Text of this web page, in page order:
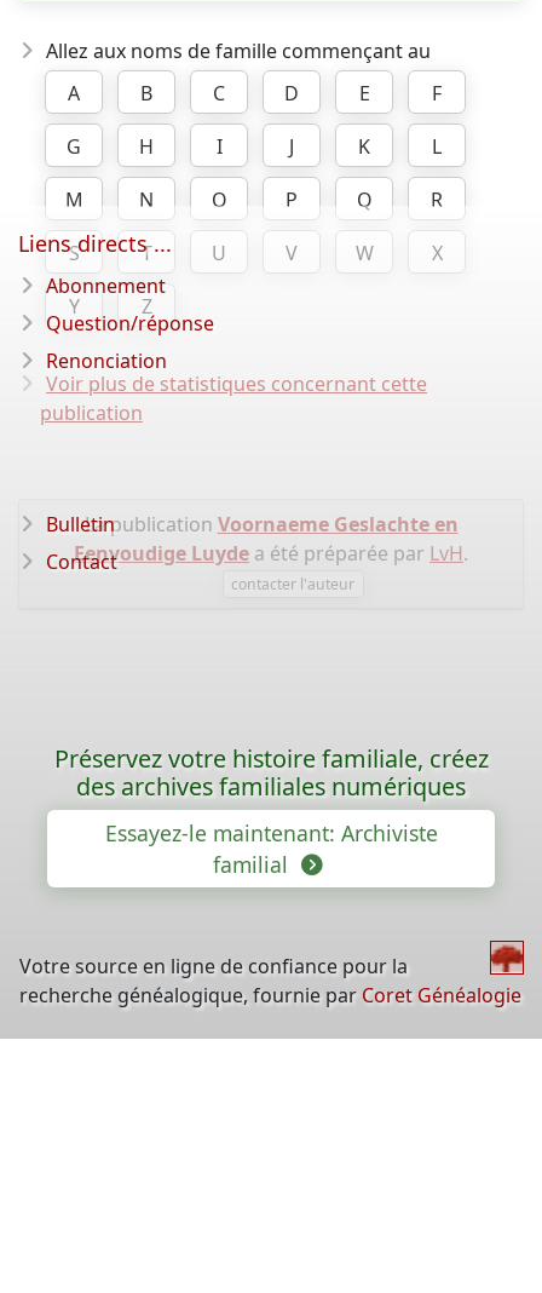
Allez aux noms de famille commençant au
A
B C D E
F
G
H I J K
L
M
N O P Q
R
S
T U V W
X
Y
Z
Voir plus de statistiques concernant cette
publication
La publication Voornaeme Geslachte en
Eenvoudige Luyde a été préparée par LvH.
contacter l'auteur
Liens directs ...
Abonnement
Question/réponse
Renonciation
Bulletin
Contact
Préservez votre histoire familiale, créez
des archives familiales numériques
Essayez-le maintenant: Archiviste
familial
Votre source en ligne de confiance pour la
recherche généalogique, fournie par Coret Généalogie